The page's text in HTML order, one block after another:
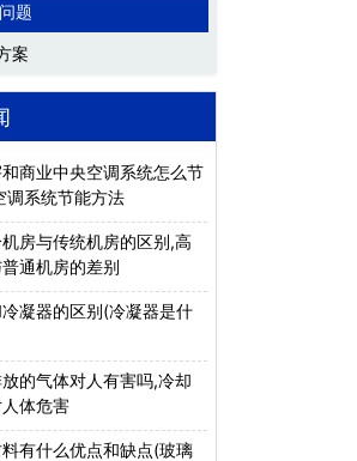
题
案
商业中央空调系统怎么节
调系统节能方法
房与传统机房的区别,高
通机房的差别
凝器的区别(冷凝器是什
的气体对人有害吗,冷却
体危害
有什么优点和缺点(玻璃